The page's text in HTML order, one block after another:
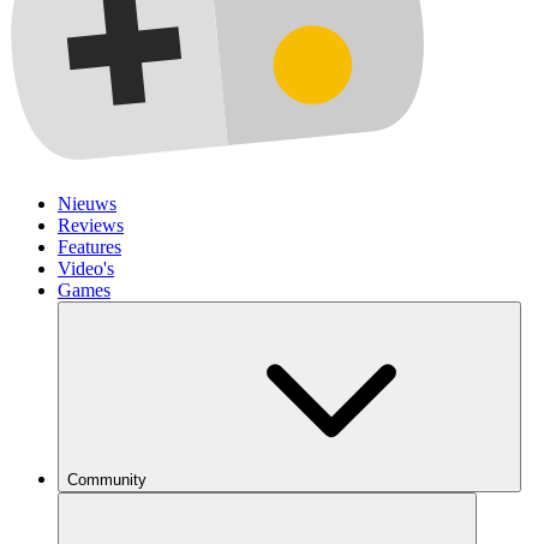
Nieuws
Reviews
Features
Video's
Games
Community